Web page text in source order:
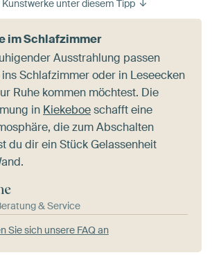
unter diesem Tipp
im Schlafzimmer
Ausstrahlung passen
Schlafzimmer oder in Leseecken
Ruhe kommen möchtest. Die
in Kiekeboeschafft eine
die zum Abschalten
du dir ein Stück Gelassenheit
& Service
Sie sich unsere FAQ an